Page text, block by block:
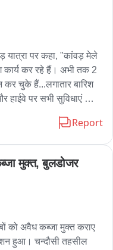
कि यह चौराहा जैसलमेर
बढ़ावा मिलेगा। वहीं जिला
का उद्देश्य शहर के प्रवेश
पर्यटकों को एक सुंदर और
मनोहर सिंह कुंडा, नरेंद्र व्यास
यात्रा पर कहा, "कांवड़ मेले
कर रहे हैं। अभी तक 2
कर चुके हैं...लगातार बारिश
हाईवे पर सभी सुविधाएं
Report
मुक्त, बुलडोजर
को अवैध कब्जा मुक्त कराए
हुआ। चन्दौसी तहसील